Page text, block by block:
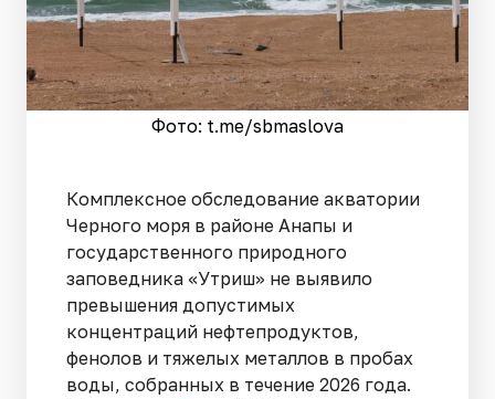
Фото: t.me/sbmaslova
Комплексное обследование акватории
Черного моря в районе Анапы и
государственного природного
заповедника «Утриш» не выявило
превышения допустимых
концентраций нефтепродуктов,
фенолов и тяжелых металлов в пробах
воды, собранных в течение 2026 года.